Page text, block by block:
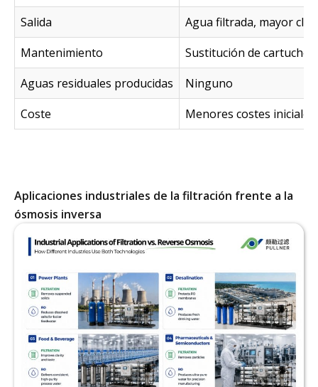
Salida
Agua filtrada, mayor
Mantenimiento
Sustitución de
Aguas residuales producidas
Ninguno
Coste
Menores costes
Aplicaciones industriales de la filtración frente a la
ósmosis inversa